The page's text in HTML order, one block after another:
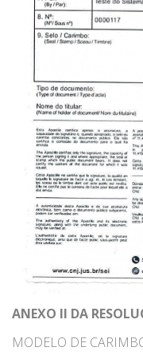
ANEXO II DA
MODELO DE